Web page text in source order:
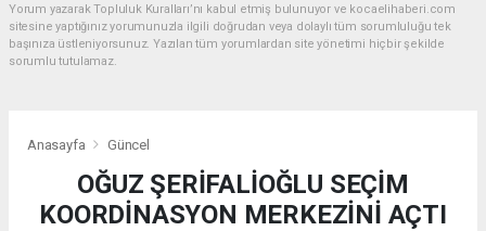
Yorum yazarak Topluluk Kuralları’nı kabul etmiş bulunuyor ve kocaelihaberi.com
sitesine yaptığınız yorumunuzla ilgili doğrudan veya dolaylı tüm sorumluluğu tek
başınıza üstleniyorsunuz. Yazılan tüm yorumlardan site yönetimi hiçbir şekilde
sorumlu tutulamaz.
Anasayfa Güncel
OĞUZ ŞERİFALİOĞLU SEÇİM
KOORDİNASYON MERKEZİNİ AÇTI